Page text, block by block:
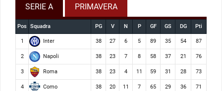
SERIE A PRIMAVERA
Pos Squadra PG V N P GF GS DG Pti
1 Inter 38 27 6 5 89 35 54 87
2 Napoli 38 23 7 8 58 37 21 76
3 Roma 38 23 4 11 59 31 28 73
4 Como 38 20 11 7 65 29 36 71